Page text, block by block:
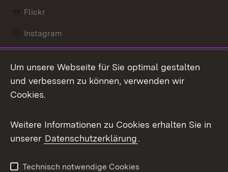
Flickr
Instagram
Mastodon
Messenger
Social Wall
X / Twitter
Youtube
Um unsere Webseite für Sie optimal gestalten
und verbessern zu können, verwenden wir
Cookies.
Weitere Informationen zu Cookies erhalten Sie in
unserer Datenschutzerklärung.
Technisch notwendige Cookies